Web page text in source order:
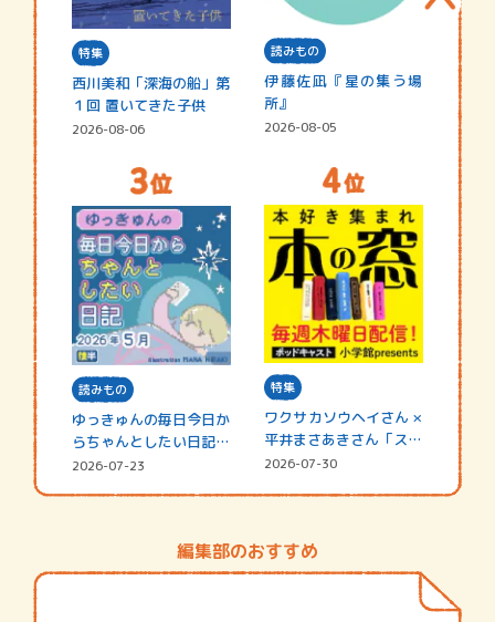
特集
西川美和「深海の船」第
１回 置いてきた子供
2026-08-06
読みもの
伊藤佐凪『星の集う場
所』
2026-08-05
読みもの
ゆっきゅんの毎日今日か
らちゃんとしたい日記
☆202…
2026-07-23
特集
ワクサカソウヘイさん ×
平井まさあきさん「スペ
シャ…
2026-07-30
編集部のおすすめ